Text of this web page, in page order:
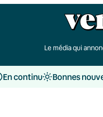
Le média qui
En continu Bonnes